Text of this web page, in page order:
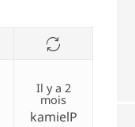
Il y a 2
mois
kamielP